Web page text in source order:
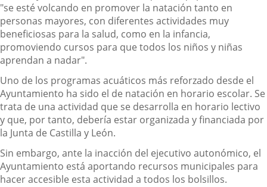
"se esté volcando en promover la natación tanto en
personas mayores, con diferentes actividades muy
beneficiosas para la salud, como en la infancia,
promoviendo cursos para que todos los niños y niñas
aprendan a nadar".
Uno de los programas acuáticos más reforzado desde el
Ayuntamiento ha sido el de natación en horario escolar. Se
trata de una actividad que se desarrolla en horario lectivo
y que, por tanto, debería estar organizada y financiada por
la Junta de Castilla y León.
Sin embargo, ante la inacción del ejecutivo autonómico, el
Ayuntamiento está aportando recursos municipales para
hacer accesible esta actividad a todos los bolsillos.